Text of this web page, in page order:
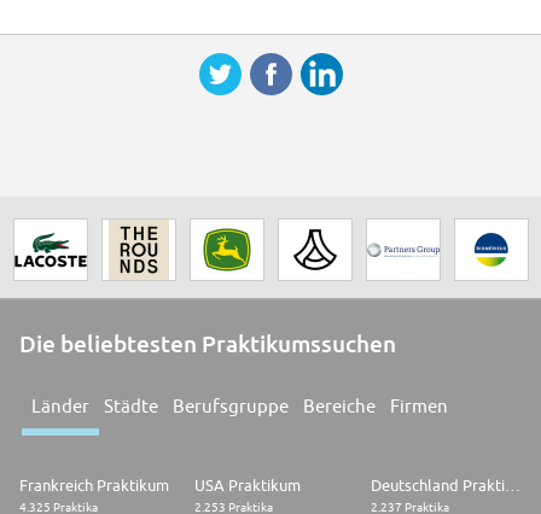
Die beliebtesten Praktikumssuchen
Länder Städte Berufsgruppe Bereiche Firmen
Frankreich Praktikum
4.325 Praktika
USA Praktikum
2.253 Praktika
Deutschland Praktikum
2.237 Praktika